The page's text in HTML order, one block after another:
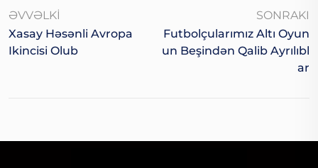
ƏVVƏLKI
Xasay Həsənli Avropa
Ikincisi Olub
SONRAKI
Futbolçularımız Altı Oyun
Un Beşindən Qalib Ayrılıbl
Ar